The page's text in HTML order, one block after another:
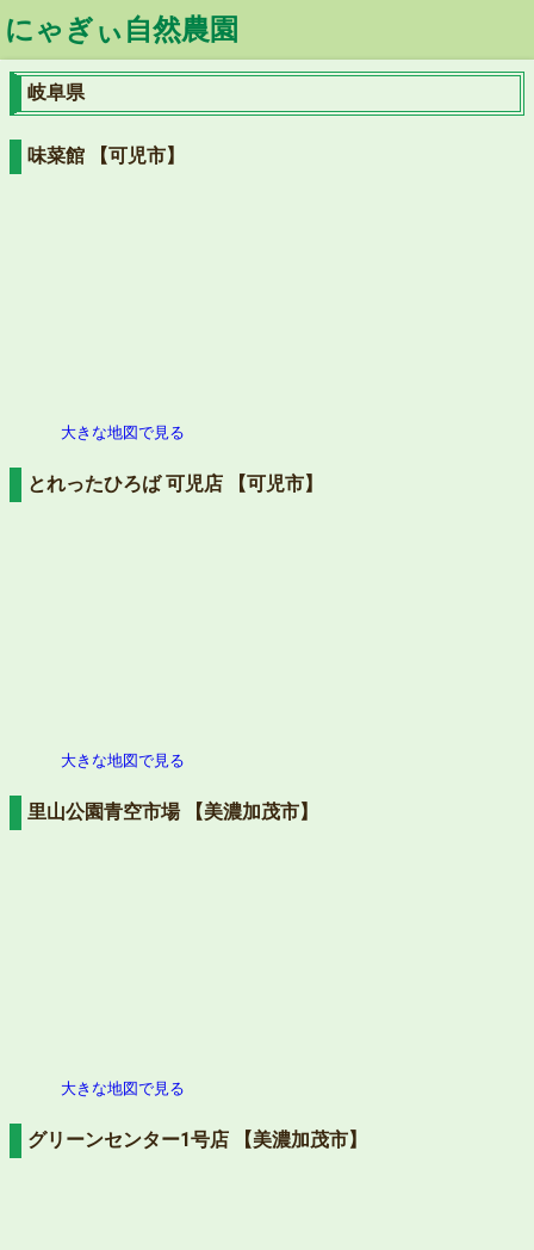
にゃぎぃ自然農園
岐阜県
味菜館 【可児市】
大きな地図で見る
とれったひろば 可児店 【可児市】
大きな地図で見る
里山公園青空市場 【美濃加茂市】
大きな地図で見る
グリーンセンター1号店 【美濃加茂市】